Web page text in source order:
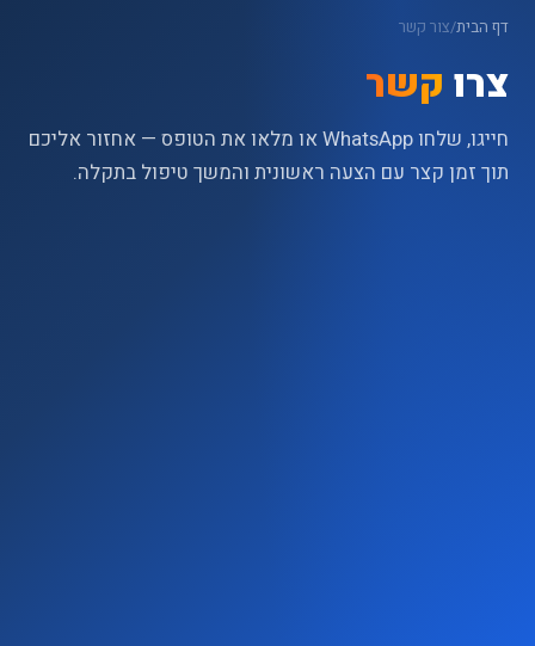
דף הבית/צור קשר
צרו קשר
חייגו, שלחו WhatsApp או מלאו את הטופס — אחזור אליכם
תוך זמן קצר עם הצעה ראשונית והמשך טיפול בתקלה.